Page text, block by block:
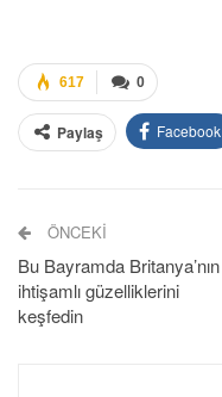
0
617
Paylaş Facebook
ÖNCEKI
Bu Bayramda Britanya’nın
ihtişamlı güzelliklerini
keşfedin